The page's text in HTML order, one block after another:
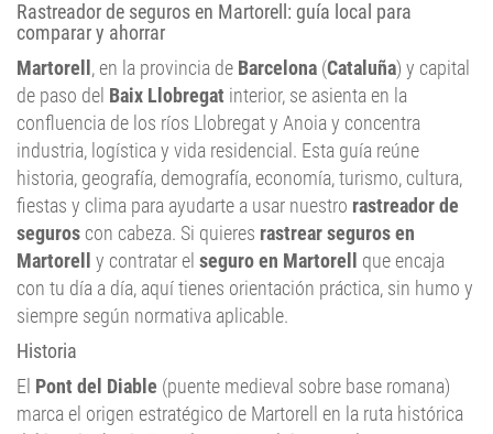
Rastreador de seguros en Martorell: guía local para
comparar y ahorrar
Martorell , en la provincia de Barcelona (Cataluña) y capital
de paso del Baix Llobregat interior, se asienta en la
confluencia de los ríos Llobregat y Anoia y concentra
industria, logística y vida residencial. Esta guía reúne
historia, geografía, demografía, economía, turismo, cultura,
fiestas y clima para ayudarte a usar nuestro rastreador de
seguros con cabeza. Si quieres rastrear seguros en
Martorell
y contratar el seguro en Martorell
que encaja
con tu día a día, aquí tienes orientación práctica, sin humo y
siempre según normativa aplicable.
Historia
El Pont del Diable (puente medieval sobre base romana)
marca el origen estratégico de Martorell en la ruta histórica